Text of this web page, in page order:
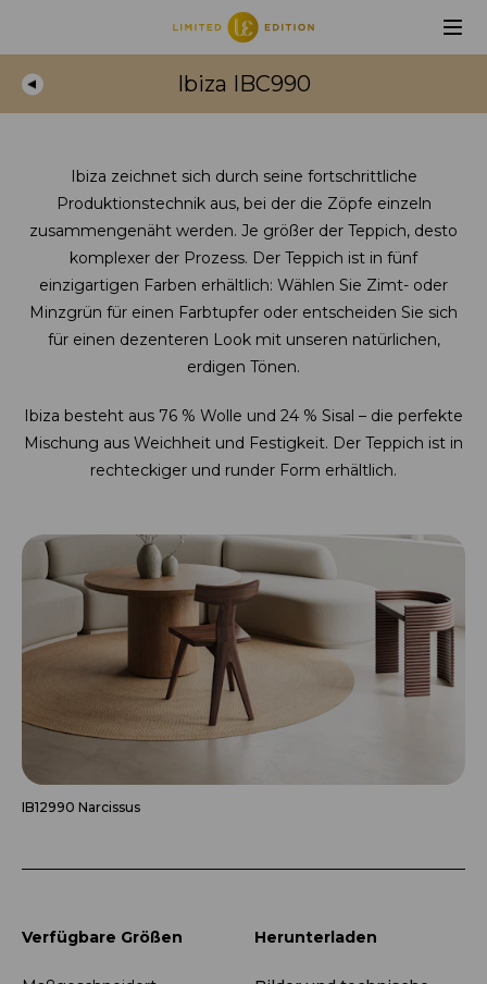
Ibiza IBC990
Ibiza zeichnet sich durch seine fortschrittliche
Produktionstechnik aus, bei der die Zöpfe einzeln
zusammengenäht werden. Je größer der Teppich, desto
komplexer der Prozess. Der Teppich ist in fünf
einzigartigen Farben erhältlich: Wählen Sie Zimt- oder
Minzgrün für einen Farbtupfer oder entscheiden Sie sich
für einen dezenteren Look mit unseren natürlichen,
erdigen Tönen.
Ibiza besteht aus 76 % Wolle und 24 % Sisal – die perfekte
Mischung aus Weichheit und Festigkeit. Der Teppich ist in
rechteckiger und runder Form erhältlich.
IB12990 Narcissus
Verfügbare Größen Herunterladen